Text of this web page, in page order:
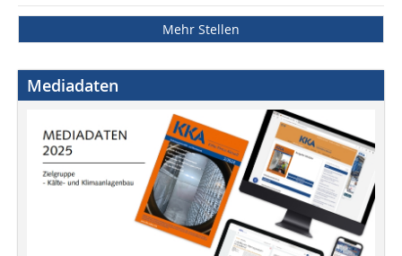
Mehr Stellen
Mediadaten